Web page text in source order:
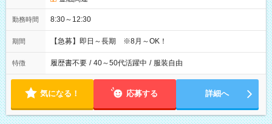
勤務時間 8:30～12:30
期間 【急募】即日～長期 ※8月～OK！
特徴 履歴書不要 / 40～50代活躍中 / 服装自由
気になる！ 応募する 詳細へ